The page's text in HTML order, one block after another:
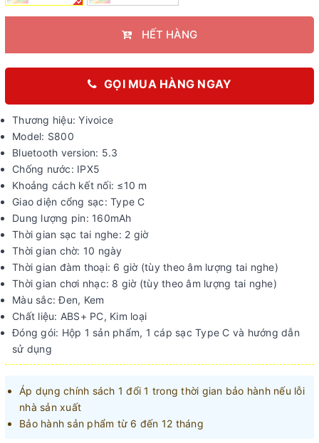
HẾT HÀNG
GỌI MUA HÀNG NGAY
Thương hiệu: Yivoice
Model: S800
Bluetooth version: 5.3
Chống nước: IPX5
Khoảng cách kết nối: ≤10 m
Giao diện cổng sạc: Type C
Dung lượng pin: 160mAh
Thời gian sạc tai nghe: 2 giờ
Thời gian chờ: 10 ngày
Thời gian đàm thoại: 6 giờ (tùy theo âm lượng tai nghe)
Thời gian chơi nhạc: 8 giờ (tùy theo âm lượng tai nghe)
Màu sắc: Đen, Kem
Chất liệu: ABS+ PC, Kim loại
Đóng gói: Hộp 1 sản phẩm, 1 cáp sạc Type C và hướng dẫn
sử dụng
Áp dụng chính sách 1 đổi 1 trong thời gian bảo hành nếu lỗi
nhà sản xuất
Bảo hành sản phẩm từ 6 đến 12 tháng